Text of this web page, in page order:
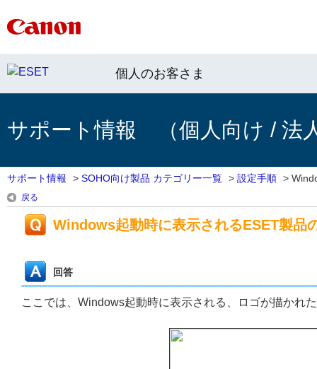
個人のお客さま
サポート情報 （個人向け / 法
サポート情報 > SOHO向け製品 カテゴリー一覧 > 設定手順 >
戻る
Windows起動時に表示されるESET製品
回答
ここでは、Windows起動時に表示される、ロゴが描かれ